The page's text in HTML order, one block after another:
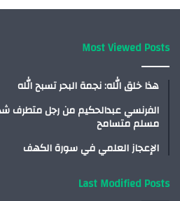
Most Viewed Posts
هذا خلق الله: نجمة البحر تسبح الله
الفرنسي عبدالحكيم من رجل متطرف
مسلم متسامح
الإعجاز العلمي في سورة الكهف
Last Modified Posts